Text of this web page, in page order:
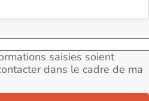
saisies soient
dans le cadre de ma